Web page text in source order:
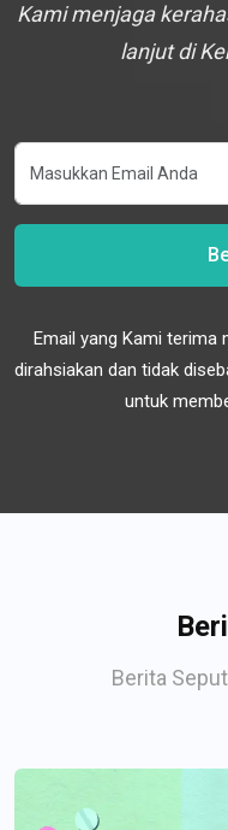
Kami menjaga
lanjut di
Email yang Kami terima
dirahsiakan dan tidak
untuk
Berita